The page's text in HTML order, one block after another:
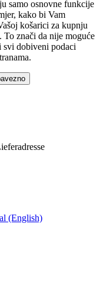
samo osnovne funkcije
kako bi Vam
košarici za kupnju
znači da nije moguće
dobiveni podaci
(English)